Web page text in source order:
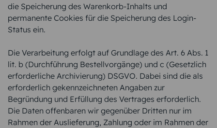
die Speicherung des Warenkorb-Inhalts und
permanente Cookies für die Speicherung des Login-
Status ein.
Die Verarbeitung erfolgt auf Grundlage des Art. 6 Abs. 1
lit. b (Durchführung Bestellvorgänge) und c (Gesetzlich
erforderliche Archivierung) DSGVO. Dabei sind die als
erforderlich gekennzeichneten Angaben zur
Begründung und Erfüllung des Vertrages erforderlich.
Die Daten offenbaren wir gegenüber Dritten nur im
Rahmen der Auslieferung, Zahlung oder im Rahmen der